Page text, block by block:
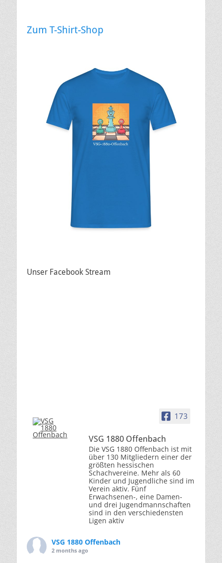
Zum T-Shirt-Shop
Unser Facebook Stream
173
VSG 1880 Offenbach
Die VSG 1880 Offenbach ist mit
über 130 Mitgliedern einer der
größten hessischen
Schachvereine. Mehr als 60
Kinder und Jugendliche sind im
Verein aktiv. Fünf
Erwachsenen-, eine Damen-
und drei Jugendmannschaften
sind in den verschiedensten
Ligen aktiv
VSG 1880 Offenbach
2 months ago